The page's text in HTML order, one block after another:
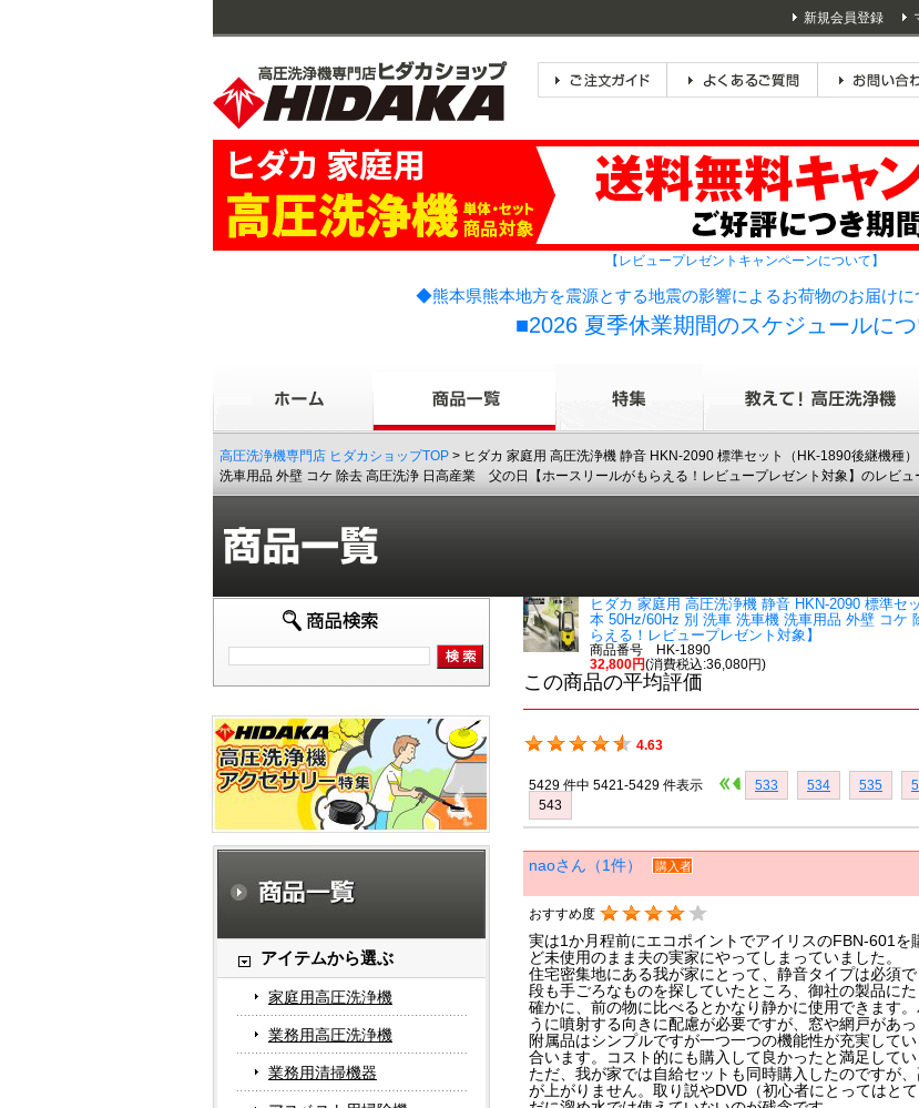
新規会員登録
【レビュープレゼントキャンペーンについて】
◆熊本県熊本地方を震源とする地震の影響によるお荷物のお届け
■2026 夏季休業期間のスケジュールに
高圧洗浄機専門店 ヒダカショップTOP > ヒダカ 家庭用 高圧洗浄機 静音 HKN-2090 標準セット（HK-1890後継機種
洗車用品 外壁 コケ 除去 高圧洗浄 日高産業 父の日【ホースリールがもらえる！レビュープレゼント対象】のレビュ
アイテムから選ぶ
家庭用高圧洗浄機
業務用高圧洗浄機
業務用清掃機器
ヒダカ 家庭用 高圧洗浄機 静音 HKN-2090 標準セ
本 50Hz/60Hz 別 洗車 洗車機 洗車用品 外壁 コ
らえる！レビュープレゼント対象】
商品番号 HK-1890
32,800円(消費税込:36,080円)
この商品の平均評価
4.63
5429 件中 5421-5429 件表示 533 534 535
543
naoさん（1件） 購入者
おすすめ度
実は1か月程前にエコポイントでアイリスのFBN-601
ど未使用のまま夫の実家にやってしまっていました。
住宅密集地にある我が家にとって、静音タイプは必須
段も手ごろなものを探していたところ、御社の製品にた
確かに、前の物に比べるとかなり静かに使用できます
うに噴射する向きに配慮が必要ですが、窓や網戸があ
附属品はシンプルですが一つ一つの機能性が充実して
合います。コスト的にも購入して良かったと満足してい
ただ、我が家では自給セットも同時購入したのですが
が上がりません。取り説やDVD（初心者にとってはと